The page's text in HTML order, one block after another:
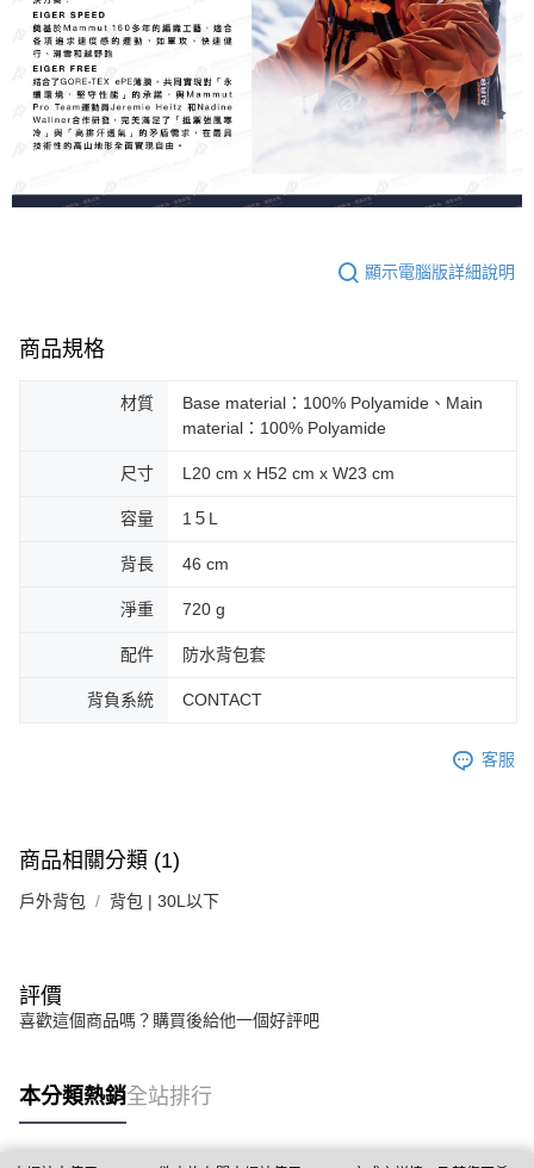
顯示電腦版詳細說明
商品規格
材質
Base material：100% Polyamide、Main
material：100% Polyamide
尺寸 L20 cm x H52 cm x W23 cm
容量 1５L
背長 46 cm
淨重 720 g
配件 防水背包套
背負系統 CONTACT
客服
商品相關分類 (1)
戶外背包 背包 | 30L以下
評價
喜歡這個商品嗎？購買後給他一個好評吧
本分類熱銷全站排行